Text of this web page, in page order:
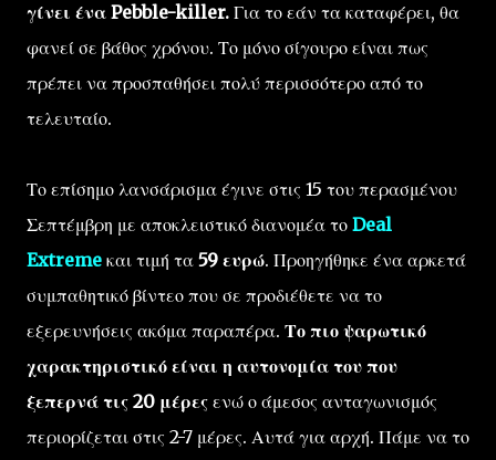
γίνει ένα Pebble-killer. Για το εάν τα καταφέρει, θα
φανεί σε βάθος χρόνου. Το μόνο σίγουρο είναι πως
πρέπει να προσπαθήσει πολύ περισσότερο από το
τελευταίο.
Το επίσημο λανσάρισμα έγινε στις 15 του περασμένου
Σεπτέμβρη με αποκλειστικό διανομέα το Deal
Extreme και τιμή τα 59 ευρώ. Προηγήθηκε ένα αρκετά
συμπαθητικό βίντεο που σε προδιέθετε να το
εξερευνήσεις ακόμα παραπέρα. Το πιο ψαρωτικό
χαρακτηριστικό είναι η αυτονομία του που
ξεπερνά τις 20 μέρες ενώ ο άμεσος ανταγωνισμός
περιορίζεται στις 2-7 μέρες. Αυτά για αρχή. Πάμε να το